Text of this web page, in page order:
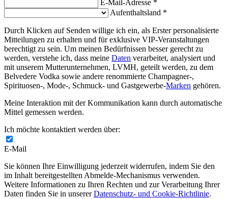
E-Mail-Adresse *
Aufenthaltsland *
Durch Klicken auf Senden willige ich ein, als Erster personalisierte
Mitteilungen zu erhalten und für exklusive VIP-Veranstaltungen
berechtigt zu sein. Um meinen Bedürfnissen besser gerecht zu
werden, verstehe ich, dass meine Daten verarbeitet, analysiert und
mit unserem Mutterunternehmen, LVMH, geteilt werden, zu dem
Belvedere Vodka sowie andere renommierte Champagner-,
Spirituosen-, Mode-, Schmuck- und Gastgewerbe-Marken gehören.
Meine Interaktion mit der Kommunikation kann durch automatische
Mittel gemessen werden.
Ich möchte kontaktiert werden über:
E-Mail
Sie können Ihre Einwilligung jederzeit widerrufen, indem Sie den
im Inhalt bereitgestellten Abmelde-Mechanismus verwenden.
Weitere Informationen zu Ihren Rechten und zur Verarbeitung Ihrer
Daten finden Sie in unsererDatenschutz- und Cookie-Richtlinie.